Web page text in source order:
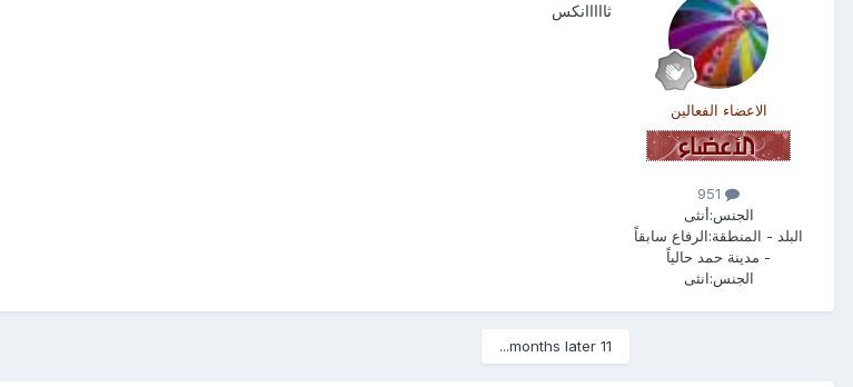
الاعضاء الفعالين
الجنس:أنثى
البلد - المنطقة:الرفاع سابقاً
- مدينة حمد حالياً
الجنس:انثى
ثااااانكس
11 months later...